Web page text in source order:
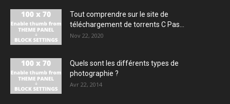
Tout comprendre sur le site de
téléchargement de torrents C Pas...
Nov 22, 2020
Quels sont les différents types de
photographie ?
Avr 22, 2014